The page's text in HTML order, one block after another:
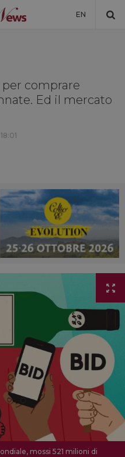
EN
VINO
NOI
per comprare
Ed il mercato
mossi 521 milioni di